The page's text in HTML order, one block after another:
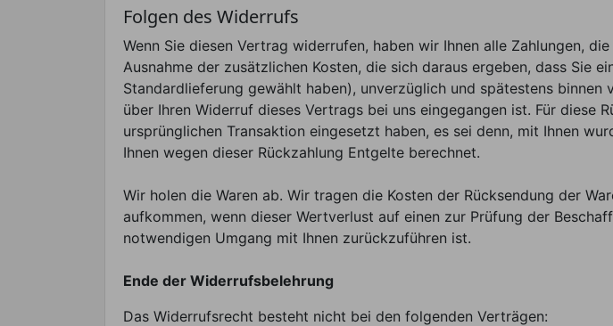
Folgen des Widerrufs
Wenn Sie diesen Vertrag widerrufen, haben wir Ihnen alle Zahlungen,
Ausnahme der zusätzlichen Kosten, die sich daraus ergeben, dass Sie
Standardlieferung gewählt haben), unverzüglich und spätestens
über Ihren Widerruf dieses Vertrags bei uns eingegangen ist. Für diese
ursprünglichen Transaktion eingesetzt haben, es sei denn, mit Ihnen
Ihnen wegen dieser Rückzahlung Entgelte berechnet.
Wir holen die Waren ab. Wir tragen die Kosten der Rücksendung der
aufkommen, wenn dieser Wertverlust auf einen zur Prüfung der
notwendigen Umgang mit Ihnen zurückzuführen ist.
Ende der Widerrufsbelehrung
Das Widerrufsrecht besteht nicht bei den folgenden Verträgen: